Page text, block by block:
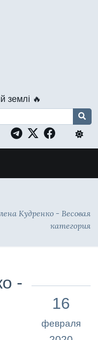
землі 🔥
Кудренко - Весовая
категория
-
16
февраля